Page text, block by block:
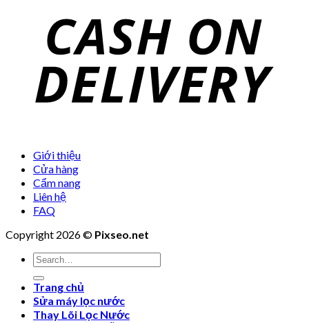
Giới thiệu
Cửa hàng
Cẩm nang
Liên hệ
FAQ
Copyright 2026 © Pixseo.net
Search
for:
Trang chủ
Sửa máy lọc nước
Thay Lõi Lọc Nước